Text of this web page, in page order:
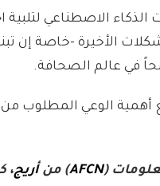
الاصطناعي لتلبية
الأخيرة -خاصة إن
في عالم الصحافة.
أهمية الوعي المطلوب
(
AFCN) منأريج،